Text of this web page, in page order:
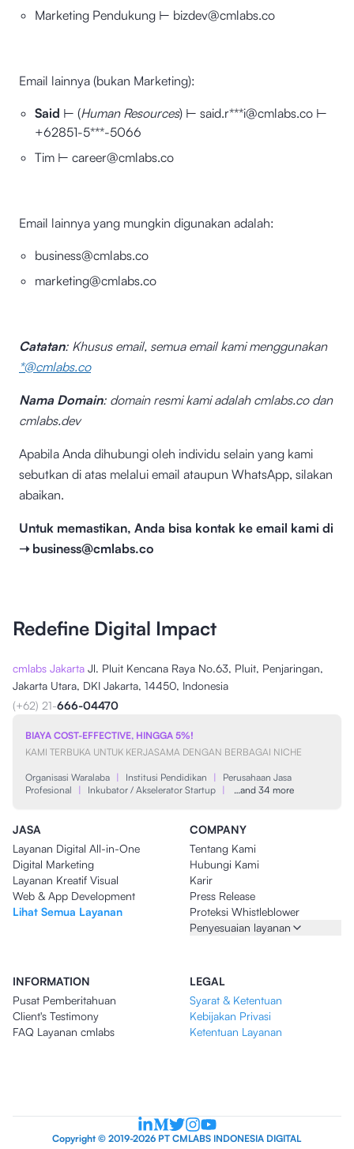
Marketing Pendukung ⊢ bizdev@cmlabs.co
Email lainnya (bukan Marketing):
Said ⊢ (Human Resources) ⊢ said.r***i@cmlabs.co ⊢
+62851-5***-5066
Tim ⊢ career@cmlabs.co
Email lainnya yang mungkin digunakan adalah:
business@cmlabs.co
marketing@cmlabs.co
Catatan: Khusus email, semua email kami menggunakan
*@cmlabs.co
Nama Domain: domain resmi kami adalah cmlabs.co dan
cmlabs.dev
Apabila Anda dihubungi oleh individu selain yang kami
sebutkan di atas melalui email ataupun WhatsApp, silakan
abaikan.
Untuk memastikan, Anda bisa kontak ke email kami di
➝ business@cmlabs.co
Redefine Digital Impact
cmlabs Jakarta Jl. Pluit Kencana Raya No.63, Pluit, Penjaringan,
Jakarta Utara, DKI Jakarta, 14450, Indonesia
(+62) 21-666-04470
BIAYA COST-EFFECTIVE, HINGGA 5%!
KAMI TERBUKA UNTUK KERJASAMA DENGAN BERBAGAI NICHE
Organisasi Waralaba | Institusi Pendidikan |
Perusahaan Jasa
Profesional
| Inkubator / Akselerator Startup | …and 34 more
JASA
Layanan Digital All-in-One
Digital Marketing
Layanan Kreatif Visual
Web & App Development
Lihat Semua Layanan
COMPANY
Tentang Kami
Hubungi Kami
Karir
Press Release
Proteksi Whistleblower
Penyesuaian layanan
INFORMATION
Pusat Pemberitahuan
Client's Testimony
FAQ Layanan cmlabs
LEGAL
Syarat & Ketentuan
Kebijakan Privasi
Ketentuan Layanan
Copyright © 2019-2026 PT CMLABS INDONESIA DIGITAL